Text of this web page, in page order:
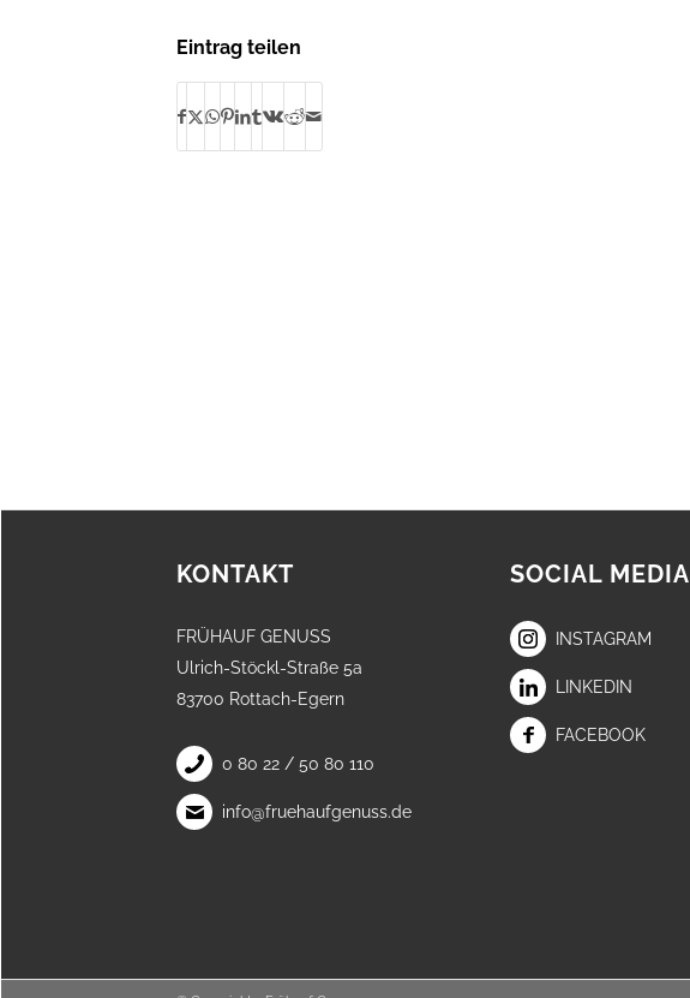
Eintrag teilen
KONTAKT
FRÜHAUF GENUSS
Ulrich-Stöckl-Straße 5a
83700 Rottach-Egern
0 80 22 / 50 80 110
info@fruehaufgenuss.de
SOCIAL MEDIA
INSTAGRAM
LINKEDIN
FACEBOOK